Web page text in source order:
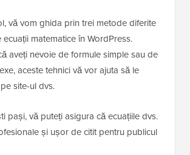
vă vom ghida prin trei metode diferite
matematice în WordPress.
aveți nevoie de formule simple sau de
aceste tehnici vă vor ajuta să le
site-ul dvs.
pași, vă puteți asigura că ecuațiile dvs.
și ușor de citit pentru publicul